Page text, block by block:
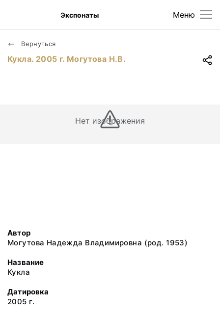
Меню
Экспонаты
Вернуться
Кукла. 2005 г. Могутова Н.В.
Нет изображения
Автор
Могутова Надежда Владимировна (род. 1953)
Название
Кукла
Датировка
2005 г.